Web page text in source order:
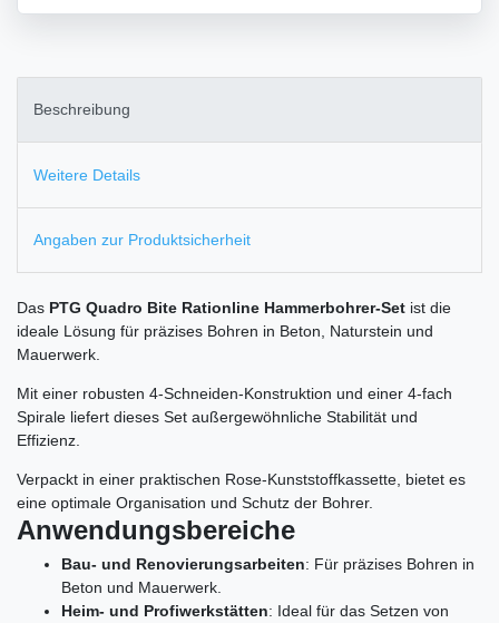
Beschreibung
Weitere Details
Angaben zur Produktsicherheit
Das PTG Quadro Bite Rationline Hammerbohrer-Set ist die
ideale Lösung für präzises Bohren in Beton, Naturstein und
Mauerwerk.
Mit einer robusten 4-Schneiden-Konstruktion und einer 4-fach
Spirale liefert dieses Set außergewöhnliche Stabilität und
Effizienz.
Verpackt in einer praktischen Rose-Kunststoffkassette, bietet es
eine optimale Organisation und Schutz der Bohrer.
Anwendungsbereiche
Bau- und Renovierungsarbeiten: Für präzises Bohren in
Beton und Mauerwerk.
Heim- und Profiwerkstätten: Ideal für das Setzen von